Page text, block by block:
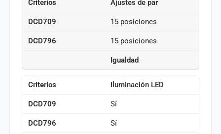
Ajustes de par
15 posiciones
15 posiciones
Igualdad
Iluminación LED
Sí
Sí